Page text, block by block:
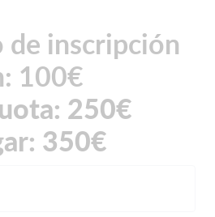
de inscripción
100€
250€
350€